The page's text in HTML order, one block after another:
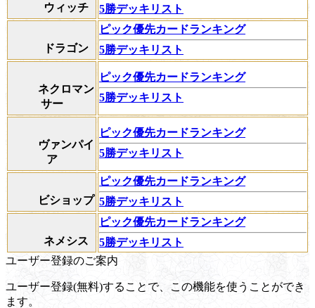
ウィッチ
5勝デッキリスト
ドラゴン
ピック優先カードランキング
5勝デッキリスト
ネクロマン
サー
ピック優先カードランキング
5勝デッキリスト
ヴァンパイ
ア
ピック優先カードランキング
5勝デッキリスト
ビショップ
ピック優先カードランキング
5勝デッキリスト
ネメシス
ピック優先カードランキング
5勝デッキリスト
ユーザー登録のご案内
ユーザー登録(無料)することで、この機能を使うことができ
ます。